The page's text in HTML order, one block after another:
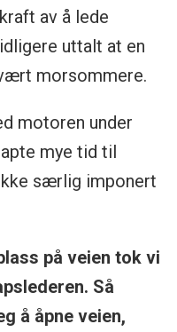
av å lede
uttalt at en
morsommere.
motoren under
mye tid til
særlig imponert
på veien tok vi
Så
å åpne veien,